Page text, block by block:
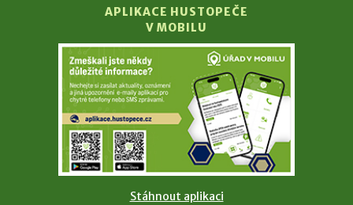
APLIKACE HUSTOPEČE
V MOBILU
Stáhnout aplikaci